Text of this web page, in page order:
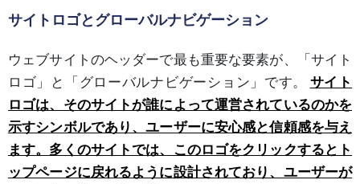
サイトロゴとグローバルナビゲーション
ウェブサイトのヘッダーで最も重要な要素が、「サイト
ロゴ」と「グローバルナビゲーション」です。
サイト
ロゴは、そのサイトが誰によって運営されているのかを
示すシンボルであり、ユーザーに安心感と信頼感を与え
ます。多くのサイトでは、このロゴをクリックするとト
ップページに戻れるように設計されており、ユーザーが